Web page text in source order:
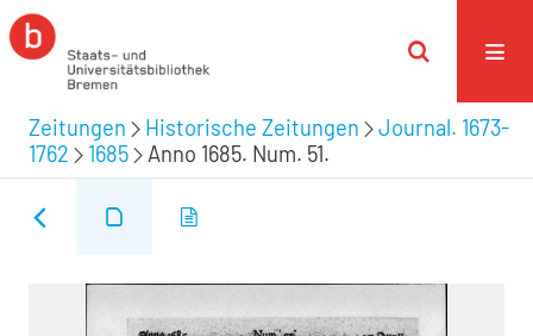
Zeitungen Historische Zeitungen
Journal. 1673-
1762
1685 Anno 1685. Num. 51.